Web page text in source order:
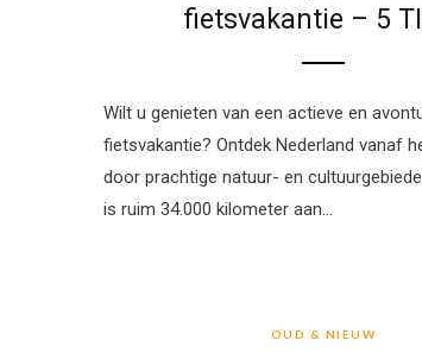
fietsvakantie – 5
Wilt u genieten van een actieve en
fietsvakantie? Ontdek Nederland vanaf
door prachtige natuur- en
is ruim 34.000 kilometer aan…
OUD & NIEUW